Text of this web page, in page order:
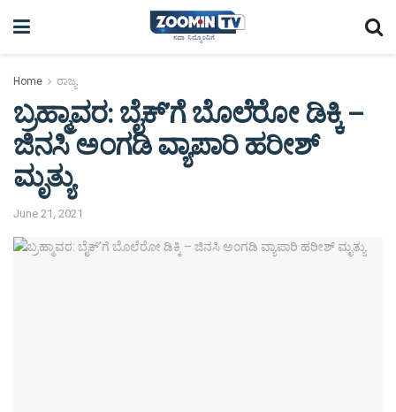
Home ರಾಜ್ಯ
ಬ್ರಹ್ಮಾವರ: ಬೈಕ್’ಗೆ ಬೊಲೆರೋ ಡಿಕ್ಕಿ –
ಜಿನಸಿ ಅಂಗಡಿ ವ್ಯಾಪಾರಿ ಹರೀಶ್
ಮೃತ್ಯು
June 21, 2021